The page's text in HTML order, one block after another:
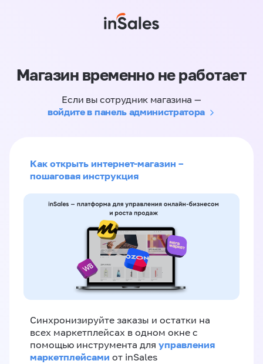
Магазин временно не работает
Если вы сотрудник магазина —
войдите в панель администратора
Как открыть интернет-магазин –
пошаговая инструкция
Синхронизируйте заказы и остатки на
всех маркетплейсах в одном окне с
помощью инструмента для управления
маркетплейсами от inSales